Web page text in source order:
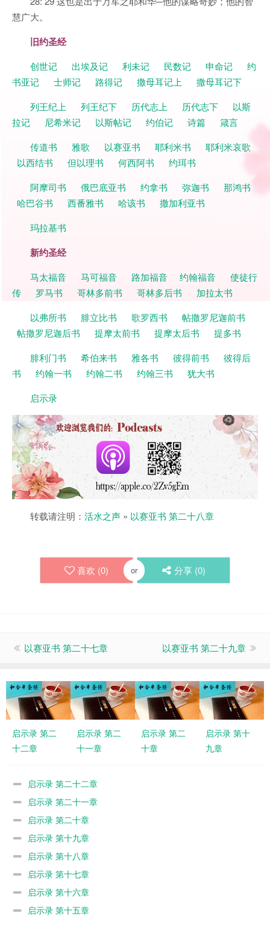
慧广大。
旧约圣经
创世记 出埃及记 利未记 民数记 申命记
约
书亚记
士师记 路得记 撒母耳记上
撒母耳记下
列王纪上
列王纪下 历代志上 历代志下
以斯
拉记
尼希米记 以斯帖记 约伯记 诗篇
箴言
传道书
雅歌 以赛亚书 耶利米书
耶利米哀歌
以西结书
但以理书 何西阿书
约珥书
阿摩司书
俄巴底亚书 约拿书 弥迦书
那鸿书
哈巴谷书
西番雅书 哈该书
撒加利亚书
玛拉基书
新约圣经
马太福音 马可福音 路加福音 约翰福音
使徒行
传
罗马书 哥林多前书 哥林多后书
加拉太书
以弗所书
腓立比书 歌罗西书
帖撒罗尼迦前书
帖撒罗尼迦后书
提摩太前书 提摩太后书
提多书
腓利门书
希伯来书 雅各书 彼得前书
彼得后
书
约翰一书 约翰二书 约翰三书
犹大书
启示录
转载请注明： 活水之声 » 以赛亚书 第二十八章
喜欢 (0) or 分享 (0)
以赛亚书 第二十七章 以赛亚书 第二十九章
启示录 第二
十二章
启示录 第二
十一章
启示录 第二
十章
启示录 第十
九章
启示录 第二十二章
启示录 第二十一章
启示录 第二十章
启示录 第十九章
启示录 第十八章
启示录 第十七章
启示录 第十六章
启示录 第十五章